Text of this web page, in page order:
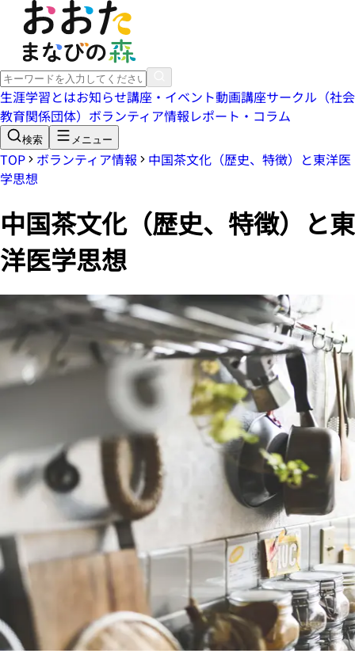
生涯学習とはお知らせ講座・イベント動画講座サークル（社会
教育関係団体） ボランティア情報レポート・コラム
検索 メニュー
TOP ボランティア情報
中国茶文化（歴史、特徴）と東洋医
学思想
中国茶文化（歴史、特徴）と東
洋医学思想